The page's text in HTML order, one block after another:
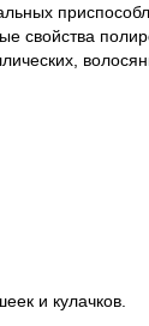
свойства
и кулачков.